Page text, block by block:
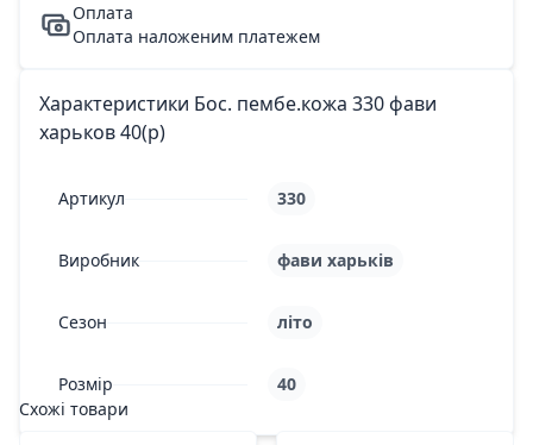
Оплата
Оплата наложеним платежем
Характеристики Бос. пембе.кожа 330 фави
харьков 40(р)
Артикул 330
Виробник фави харьків
Сезон літо
Розмір
40
Схожі товари